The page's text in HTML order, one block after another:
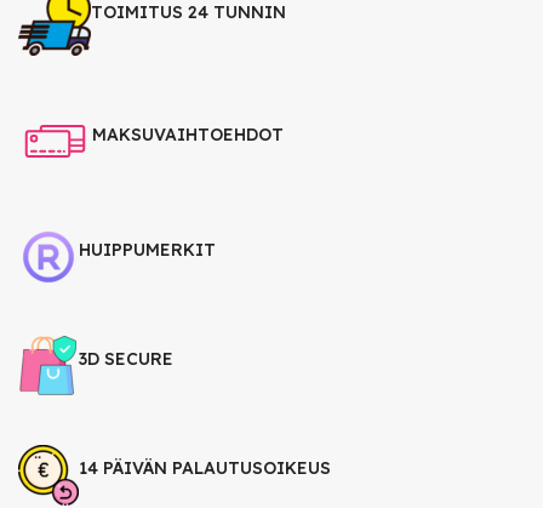
TOIMITUS 24 TUNNIN
MAKSUVAIHTOEHDOT
HUIPPUMERKIT
3D SECURE
14 PÄIVÄN PALAUTUSOIKEUS